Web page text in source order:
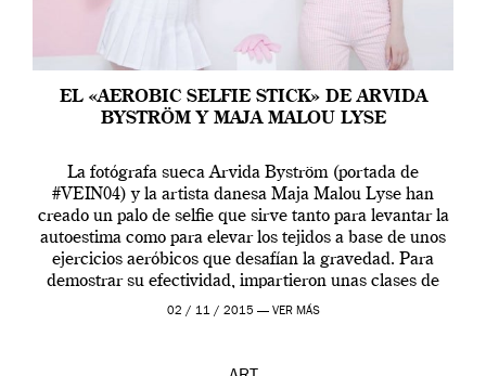
EL «AEROBIC SELFIE STICK» DE ARVIDA
BYSTRÖM Y MAJA MALOU LYSE
La fotógrafa sueca Arvida Byström (portada de
#VEIN04) y la artista danesa Maja Malou Lyse han
creado un palo de selfie que sirve tanto para levantar la
autoestima como para elevar los tejidos a base de unos
ejercicios aeróbicos que desafían la gravedad. Para
demostrar su efectividad, impartieron unas clases de
prueba en el Tate […]
02 / 11 / 2015 — VER MÁS